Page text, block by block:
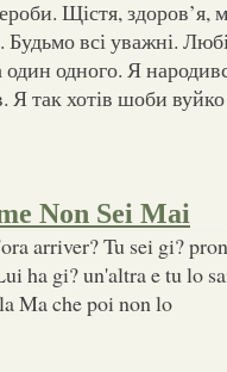
Щістя, здоров’я,
Будьмо всі уважні.
одного. Я
Я так хотів шоби
Non Sei Mai
arriver? Tu sei gi?
ha gi? un'altra e tu lo
Ma che poi non lo